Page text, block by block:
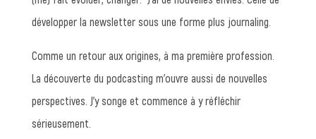
développer la newsletter sous une forme plus journaling.
Comme un retour aux origines, à ma première profession.
La découverte du podcasting m’ouvre aussi de nouvelles
perspectives. J’y songe et commence à y réfléchir
sérieusement.